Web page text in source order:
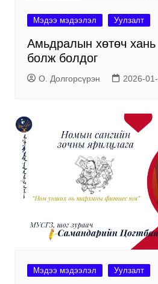
Мэдээ мэдээлэл Уулзалт
Амьдралын хөтөч хань
болж болдог
О. Долгорсүрэн 2026-
Мэдээ мэдээлэл Уулзалт